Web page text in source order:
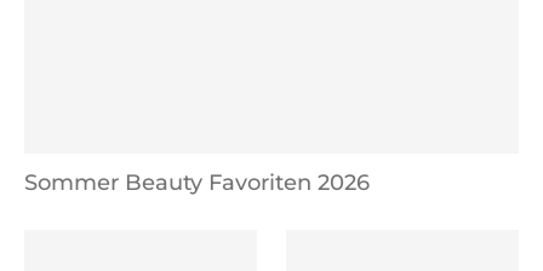
Sommer Beauty Favoriten 2026